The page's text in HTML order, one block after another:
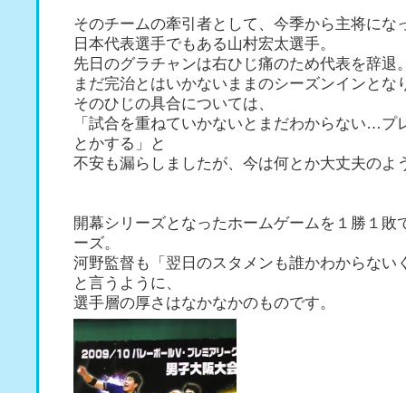
そのチームの牽引者として、今季から主将にな
日本代表選手でもある山村宏太選手。
先日のグラチャンは右ひじ痛のため代表を辞退
まだ完治とはいかないままのシーズンインとな
そのひじの具合については、
「試合を重ねていかないとまだわからない…プ
とかする」と
不安も漏らしましたが、今は何とか大丈夫のよ
開幕シリーズとなったホームゲームを１勝１敗
ーズ。
河野監督も「翌日のスタメンも誰かわからない
と言うように、
選手層の厚さはなかなかのものです。